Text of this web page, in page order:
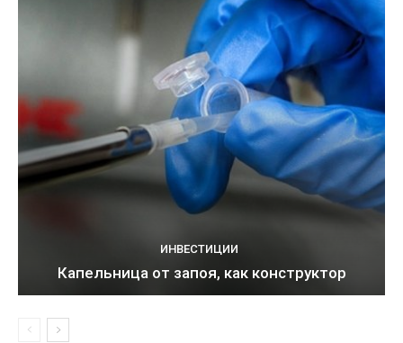
ИНВЕСТИЦИИ
Капельница от запоя, как конструктор